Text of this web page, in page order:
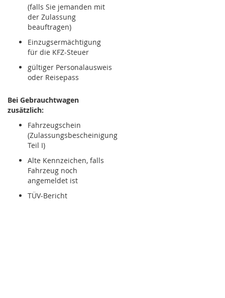
(falls Sie jemanden mit
der Zulassung
beauftragen)
Einzugsermächtigung
für die KFZ-Steuer
gültiger Personalausweis
oder Reisepass
Bei Gebrauchtwagen
zusätzlich:
Fahrzeugschein
(Zulassungsbescheinigung
Teil I)
Alte Kennzeichen, falls
Fahrzeug noch
angemeldet ist
TÜV-Bericht